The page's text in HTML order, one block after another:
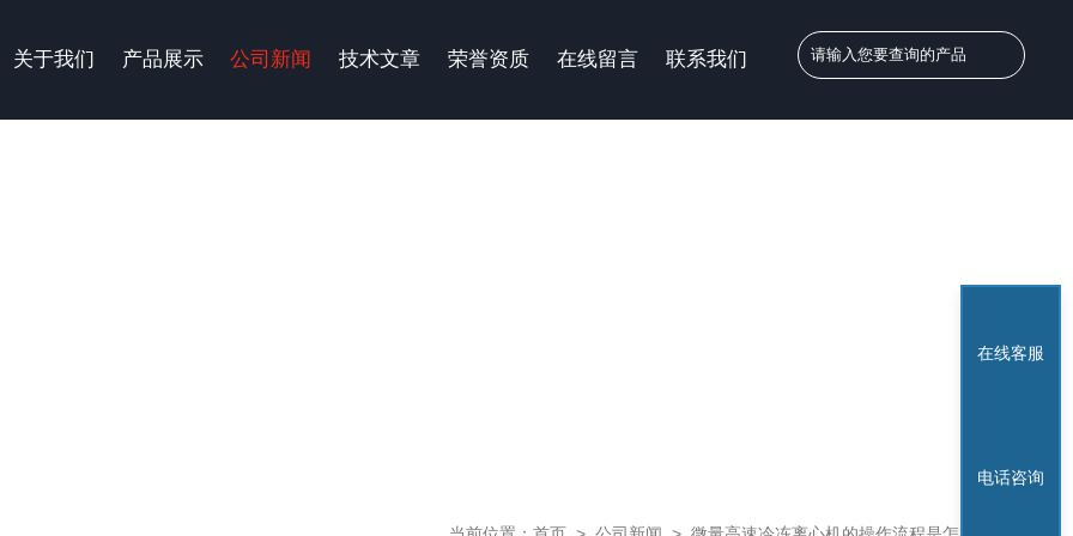
关于我们 产品展示 公司新闻 技术文章 荣誉资质 在线留言 联系我们
在线客服
电话咨询